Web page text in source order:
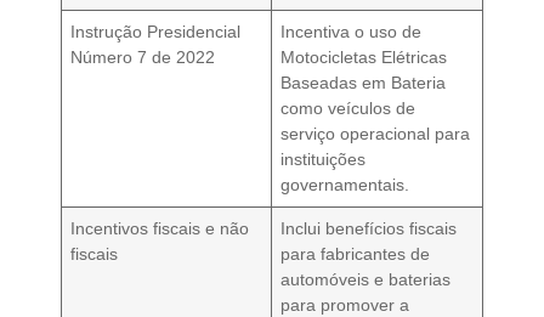
Instrução Presidencial
Número 7 de 2022
Incentiva o uso de
Motocicletas Elétricas
Baseadas em Bateria
como veículos de
serviço operacional para
instituições
governamentais.
Incentivos fiscais e não
fiscais
Inclui benefícios fiscais
para fabricantes de
automóveis e baterias
para promover a